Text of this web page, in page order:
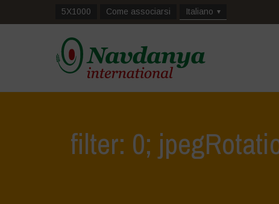
5X1000 Come associarsi Italiano
filter: 0;